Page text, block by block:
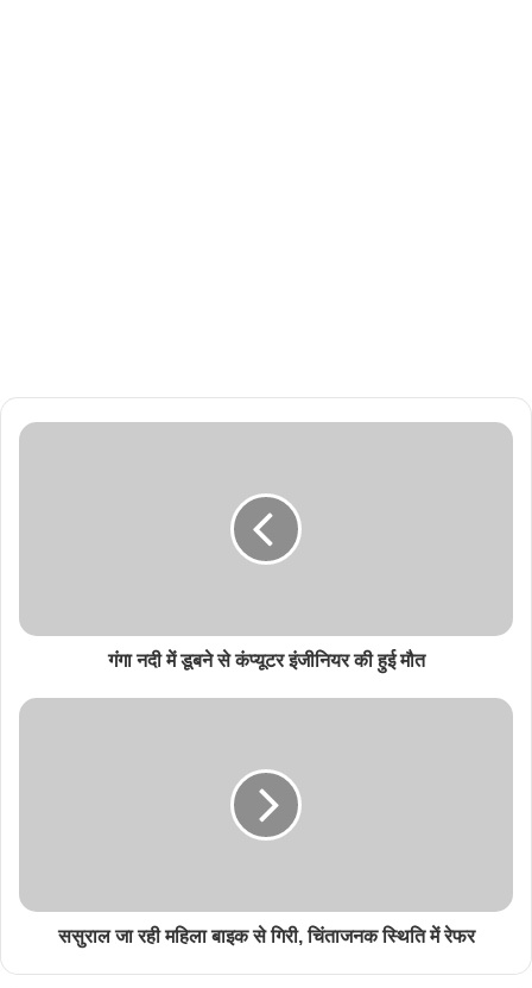
गंगा नदी में डूबने से कंप्यूटर इंजीनियर की हुई मौत
ससुराल जा रही महिला बाइक से गिरी, चिंताजनक स्थिति में रेफर